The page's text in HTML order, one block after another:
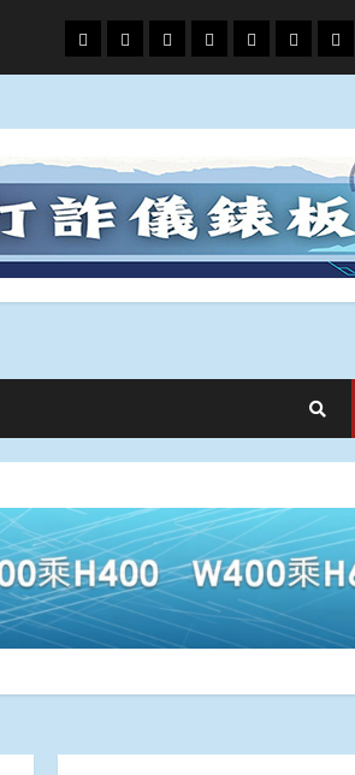
頭
條
財
經
地
方.
文
教.
專
題
娛
樂
政
治